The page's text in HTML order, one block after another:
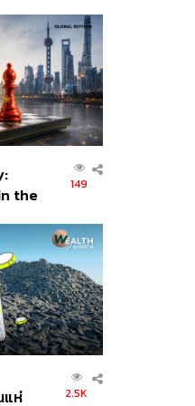
the
149
แห่ 2.5K